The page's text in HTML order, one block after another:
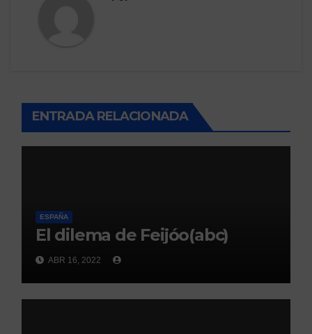
ENTRADA RELACIONADA
ESPAÑA
El dilema de Feijóo(abc)
ABR 16, 2022